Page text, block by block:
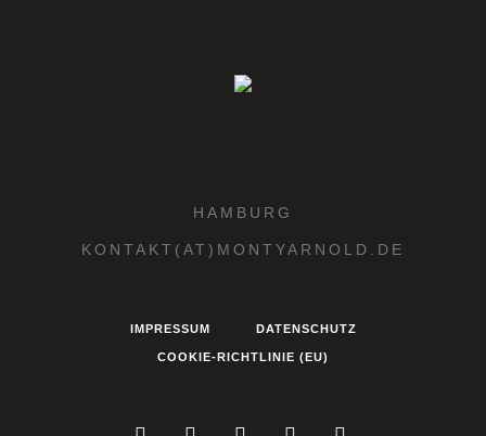
HAMBURG
KONTAKT(AT)MONTYARNOLD.DE
IMPRESSUM DATENSCHUTZ
COOKIE-RICHTLINIE (EU)